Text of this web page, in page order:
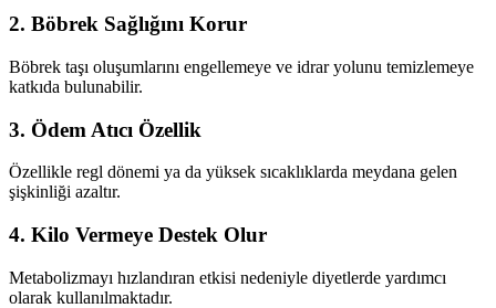
2. Böbrek Sağlığını Korur
Böbrek taşı oluşumlarını engellemeye ve idrar yolunu temizlemeye
katkıda bulunabilir.
3. Ödem Atıcı Özellik
Özellikle regl dönemi ya da yüksek sıcaklıklarda meydana gelen
şişkinliği azaltır.
4. Kilo Vermeye Destek Olur
Metabolizmayı hızlandıran etkisi nedeniyle diyetlerde yardımcı
olarak kullanılmaktadır.